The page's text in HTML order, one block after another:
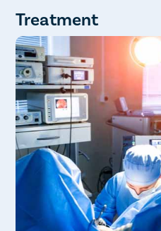
प्रचंड रक्तस्त्राव
सेरोमा
हेमेटोमा
एक अनपेक्षित ठिकाण
त्वचेच्या संवेदनांमध्ये बदल
Treatment